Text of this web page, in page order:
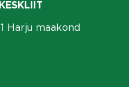
Harju maakond